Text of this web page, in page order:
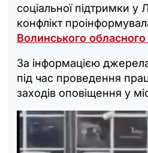
соціальної підтримки у
конфлікт
Волинського
За інформацією
під час проведення
заходів оповіщення у